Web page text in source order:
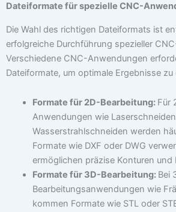
Dateiformate für spezielle CNC-
Die Wahl des richtigen Dateiformats ist
erfolgreiche Durchführung spezieller
Verschiedene CNC-Anwendungen
Dateiformate, um optimale Ergebnisse zu
Formate für 2D-Bearbeitung: Für
Anwendungen wie
Wasserstrahlschneiden werden
Formate wie DXF oder DWG
ermöglichen präzise Konturen und
Formate für 3D-Bearbeitung: Bei
Bearbeitungsanwendungen wie
kommen Formate wie STL oder